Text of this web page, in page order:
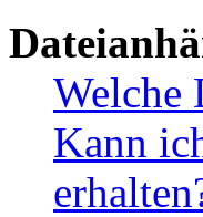
Welche
Kann